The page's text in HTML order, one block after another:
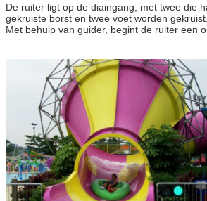
De ruiter ligt op de diaingang, met twee die
gekruiste borst en twee voet worden gekruist.
Met behulp van guider, begint de ruiter een